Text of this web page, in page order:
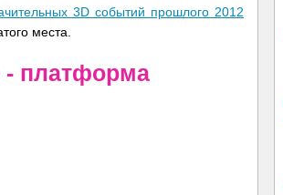
3D событий прошлого 2012
места.
платформа